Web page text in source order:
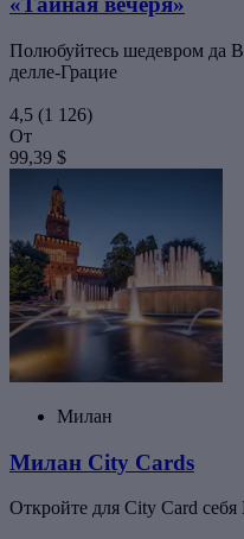
Полюбуйтесь шедевром да
делле-Грацие
4,5 (1 126)
От
99,39 $
Милан
Милан City Cards
Откройте для City Card